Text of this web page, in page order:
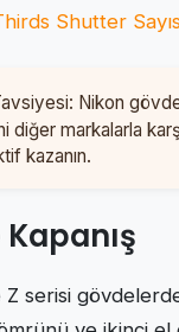
Shutter
Nikon
diğer markalarla
kazanın.
Z serisi